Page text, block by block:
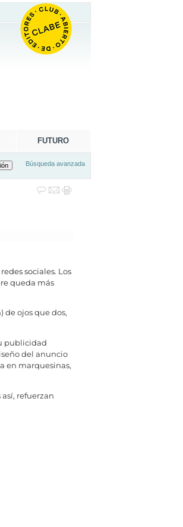
FUTURO
Búsqueda avanzada
sociales. Los
queda más
de ojos que dos,
publicidad
del anuncio
en marquesinas,
refuerzan